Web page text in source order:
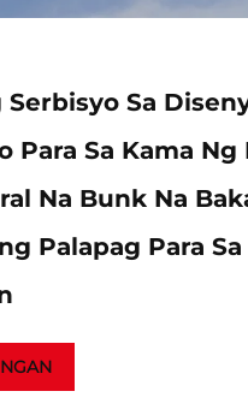
Sa
Para Sa Kama
Na Bunk Na
Palapag Para